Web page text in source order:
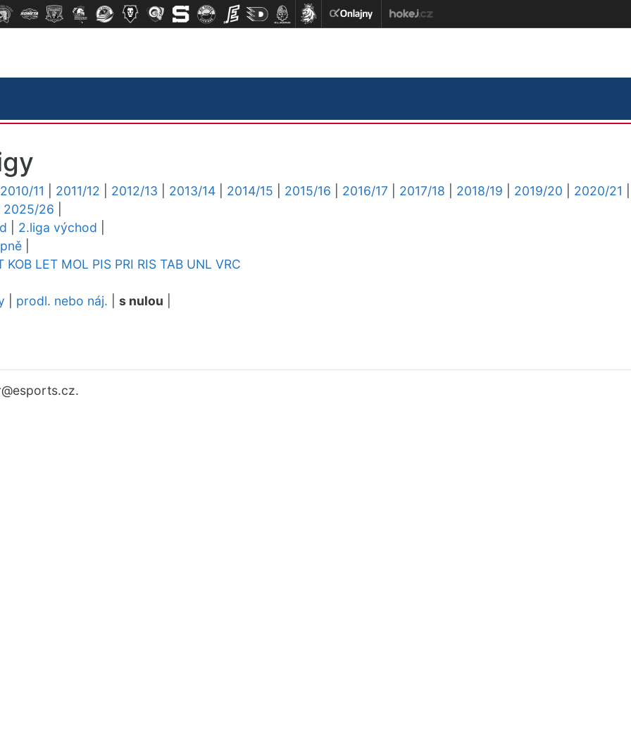
2010/11 2011/12 2012/13 2013/14 2014/15 2015/16 2016/17 2017/18 2018/19 2019/20 2020/21
2025/26
2.liga východ
KOB LET MOL PIS PRI RIS TAB UNL VRC
prodl. nebo náj. s nulou
@esports.cz.